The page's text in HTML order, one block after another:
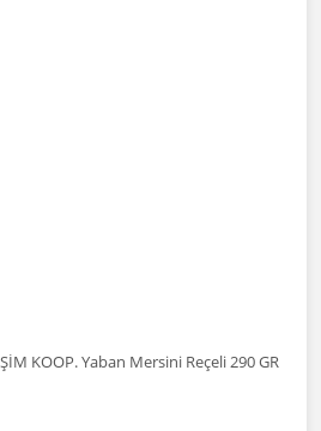
KOOP. Yaban Mersini Reçeli 290 GR